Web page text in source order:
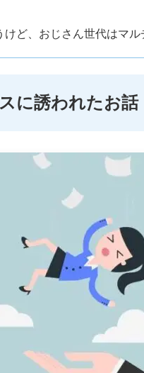
ど、おじさん世代はマル
に誘われたお話